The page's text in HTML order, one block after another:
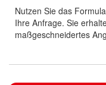
Nutzen Sie das
Ihre Anfrage. Sie
maßgeschneidertes